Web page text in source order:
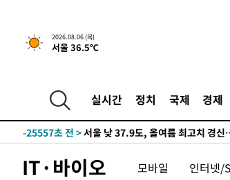
2026.08.06 (목)
서울 36.5℃
실시간 정치 국제 경제
-26873초 전 >[속보]합참 "북, 동해상으로 미상 발
-26269초 전 >'낮 최고 39도' 불볕더위…한밤 열대
-25890초 전 >
"韓 외환시장 개입 관측 배경엔 美의
-25717초 전 >
-25557초 전 >서울 낮 37.9도, 올여름 최고치 경
-21214초 전 > [속보]코스닥, 800p 회복…0.26%
IT·바이오 모바일 인터넷/